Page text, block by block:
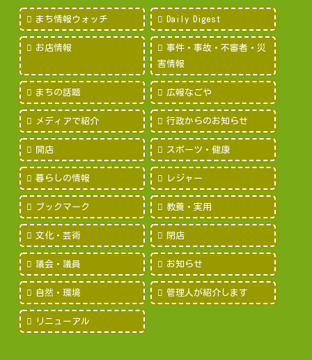
まち情報ウォッチ Daily Digest
お店情報
事件・事故・不審者・災
害情報
まちの話題 広報なごや
メディアで紹介 行政からのお知らせ
開店 スポーツ・健康
暮らしの情報 レジャー
ブックマーク 教養・実用
文化・芸術 閉店
議会・議員 お知らせ
自然・環境 管理人が紹介します
リニューアル